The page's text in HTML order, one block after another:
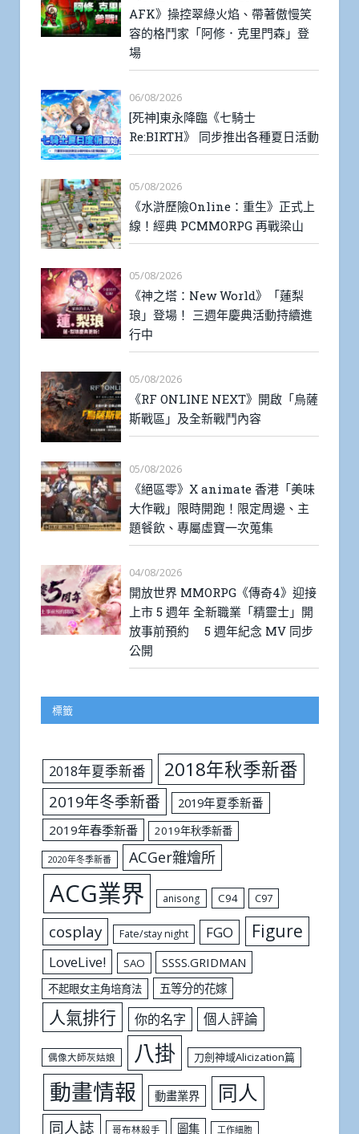
AFK》操控翠綠火焰、帶著傲慢笑
容的格鬥家「阿修．克里門森」登
場
06/08/2026
[死神]東永降臨《七騎士
Re:BIRTH》 同步推出各種夏日活動
05/08/2026
《水滸歷險Online：重生》正式上
線！經典 PCMMORPG 再戰梁山
05/08/2026
《神之塔：New World》「蓮梨
琅」登場！ 三週年慶典活動持續進
行中
05/08/2026
《RF ONLINE NEXT》開啟「烏薩
斯戰區」及全新戰鬥內容
05/08/2026
《絕區零》X animate 香港「美味
大作戰」限時開跑！限定周邊、主
題餐飲、專屬虛寶一次蒐集
04/08/2026
開放世界 MMORPG《傳奇4》迎接
上市 5 週年 全新職業「精靈士」開
放事前預約 5 週年紀念 MV 同步
公開
標籤
2018年夏季新番 2018年秋季新番
2019年冬季新番
2019年夏季新番
2019年春季新番
2019年秋季新番
2020年冬季新番 ACGer雜燴所
ACG業界 anisong C94 C97
cosplay Fate/stay night FGO Figure
LoveLive! SAO SSSS.GRIDMAN
不起眼女主角培育法 五等分的花嫁
人氣排行 你的名字 個人評論
偶像大師灰姑娘 八掛 刀劍神域Alicization篇
動畫情報 動畫業界 同人
同人誌 哥布林殺手 圖集 工作細胞